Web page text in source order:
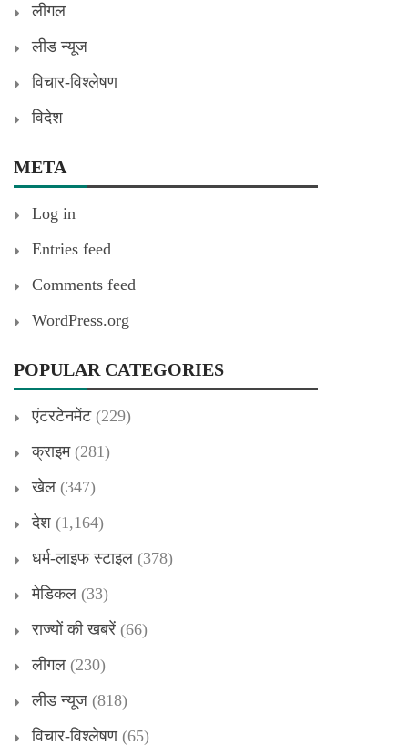
लीगल
लीड न्यूज
विचार-विश्लेषण
विदेश
META
Log in
Entries feed
Comments feed
WordPress.org
POPULAR CATEGORIES
एंटरटेनमेंट(229)
क्राइम(281)
खेल (347)
देश (1,164)
धर्म-लाइफ स्टाइल (378)
मेडिकल (33)
राज्यों की खबरें (66)
लीगल (230)
लीड न्यूज (818)
विचार-विश्लेषण(65)